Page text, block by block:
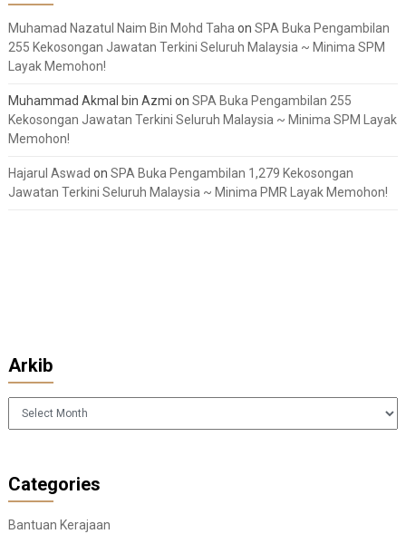
Muhamad Nazatul Naim Bin Mohd Taha on SPA Buka Pengambilan
255 Kekosongan Jawatan Terkini Seluruh Malaysia ~ Minima SPM
Layak Memohon!
Muhammad Akmal bin Azmi on SPA Buka Pengambilan 255
Kekosongan Jawatan Terkini Seluruh Malaysia ~ Minima SPM Layak
Memohon!
Hajarul Aswad on SPA Buka Pengambilan 1,279 Kekosongan
Jawatan Terkini Seluruh Malaysia ~ Minima PMR Layak Memohon!
Arkib
Arkib
Categories
Bantuan Kerajaan